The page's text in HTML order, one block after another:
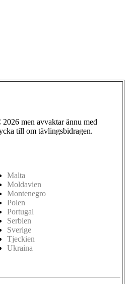
2026 men avvaktar ännu med
till om tävlingsbidragen.
Malta
Moldavien
Montenegro
Polen
Portugal
Serbien
Sverige
Tjeckien
Ukraina